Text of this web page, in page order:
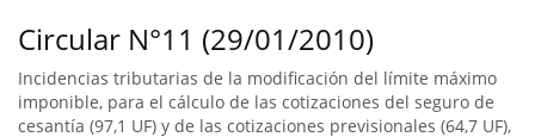
Circular N°11 (29/01/2010)
Incidencias tributarias de la modificación del límite máximo
imponible, para el cálculo de las cotizaciones del seguro de
cesantía (97,1 UF) y de las cotizaciones previsionales (64,7 UF),